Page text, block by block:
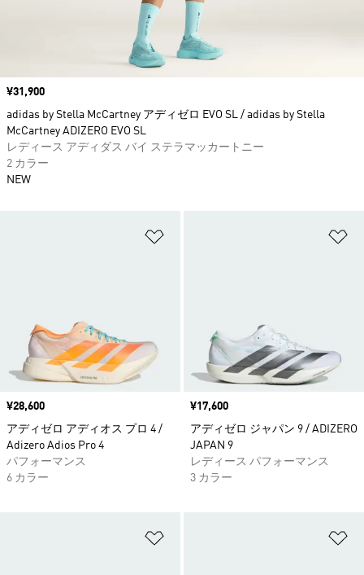
価格
¥28,600
アディゼロ アディオス プロ 4 /
Adizero Adios Pro 4
パフォーマンス
6 カラー
価格
¥17,600
アディゼロ ジャパン 9 / ADIZERO
JAPAN 9
レディース パフォーマンス
3 カラー
価格
¥31,900
adidas by Stella McCartney アディゼロ EVO SL / adidas by Stella
McCartney ADIZERO EVO SL
レディース アディダス バイ ステラマッカートニー
2 カラー
NEW